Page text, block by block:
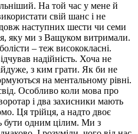
На той час у мене й
свій шанс і не
наступних шести чи семи
яку ми з Ващуком витримали.
– теж висококласні.
надійність. Хоча не
з ким грати. Як би не
на ментальному рівні.
Особливо коли мова про
і два захисники мають
Ця трійця, а надто двоє
бути одним цілим. Ми з